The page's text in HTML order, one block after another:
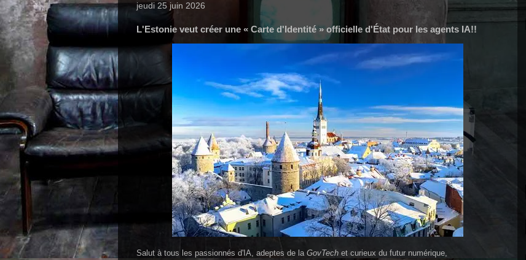
jeudi 25 juin 2026
L'Estonie veut créer une « Carte d'Identité » officielle d'État pour les agents IA!!
Salut à tous les passionnés d'IA, adeptes de la GovTech et curieux du futur numérique,